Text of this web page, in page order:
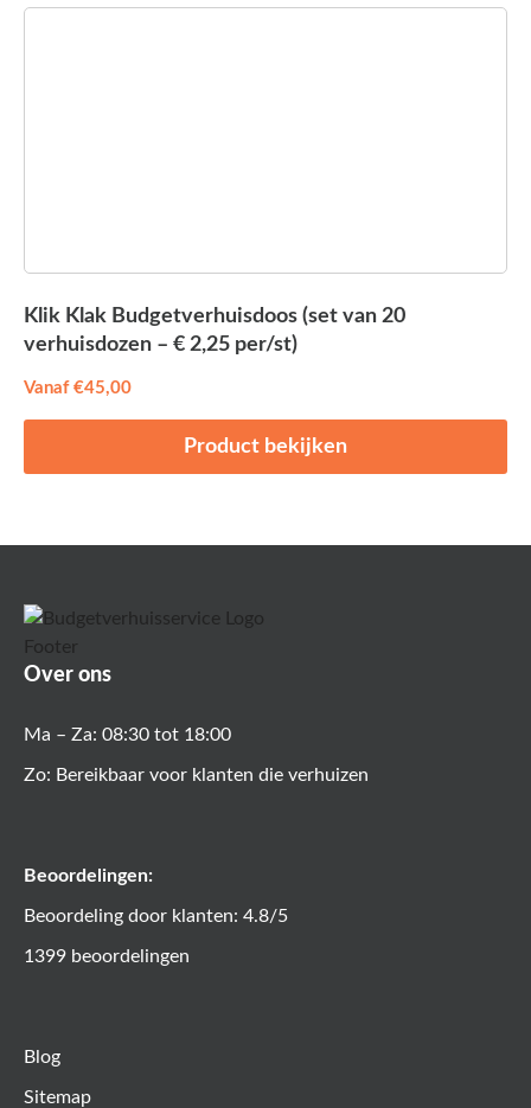
Klik Klak Budgetverhuisdoos (set van 20
verhuisdozen – € 2,25 per/st)
Vanaf €45,00
Product bekijken
Over ons
Ma – Za: 08:30 tot 18:00
Zo: Bereikbaar voor klanten die verhuizen
Beoordelingen:
Beoordeling door klanten: 4.8/5
1399 beoordelingen
Blog
Sitemap